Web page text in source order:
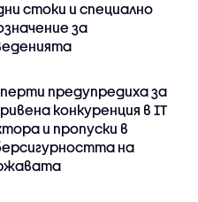
стоки и специално
за
предупредиха за
конкуренция в IT
и пропуски в
на